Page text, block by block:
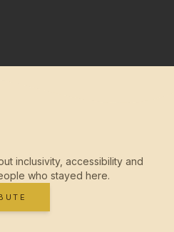
inclusivity, accessibility and
who stayed here.